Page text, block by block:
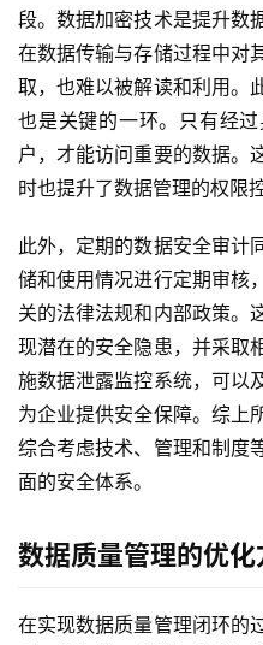
段。数据加密技术是提升数
在数据传输与存储过程中对
取，也难以被解读和利用。
也是关键的一环。只有经
户，才能访问重要的数据。
时也提升了数据管理的权限
此外，定期的数据安全审计
储和使用情况进行定期审核
关的法律法规和内部政策。
现潜在的安全隐患，并采取
施数据泄露监控系统，可以
为企业提供安全保障。综上
综合考虑技术、管理和制度
面的安全体系。
数据质量管理的优化
在实现数据质量管理闭环的